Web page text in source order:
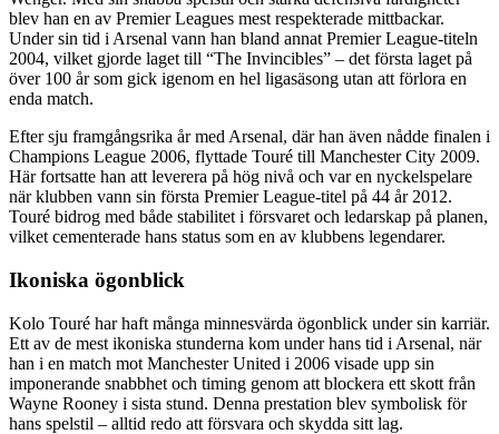
blev han en av Premier Leagues mest respekterade mittbackar.
Under sin tid i Arsenal vann han bland annat Premier League-titeln
2004, vilket gjorde laget till “The Invincibles” – det första laget på
över 100 år som gick igenom en hel ligasäsong utan att förlora en
enda match.
Efter sju framgångsrika år med Arsenal, där han även nådde finalen i
Champions League 2006, flyttade Touré till Manchester City 2009.
Här fortsatte han att leverera på hög nivå och var en nyckelspelare
när klubben vann sin första Premier League-titel på 44 år 2012.
Touré bidrog med både stabilitet i försvaret och ledarskap på planen,
vilket cementerade hans status som en av klubbens legendarer.
Ikoniska ögonblick
Kolo Touré har haft många minnesvärda ögonblick under sin karriär.
Ett av de mest ikoniska stunderna kom under hans tid i Arsenal, när
han i en match mot Manchester United i 2006 visade upp sin
imponerande snabbhet och timing genom att blockera ett skott från
Wayne Rooney i sista stund. Denna prestation blev symbolisk för
hans spelstil – alltid redo att försvara och skydda sitt lag.